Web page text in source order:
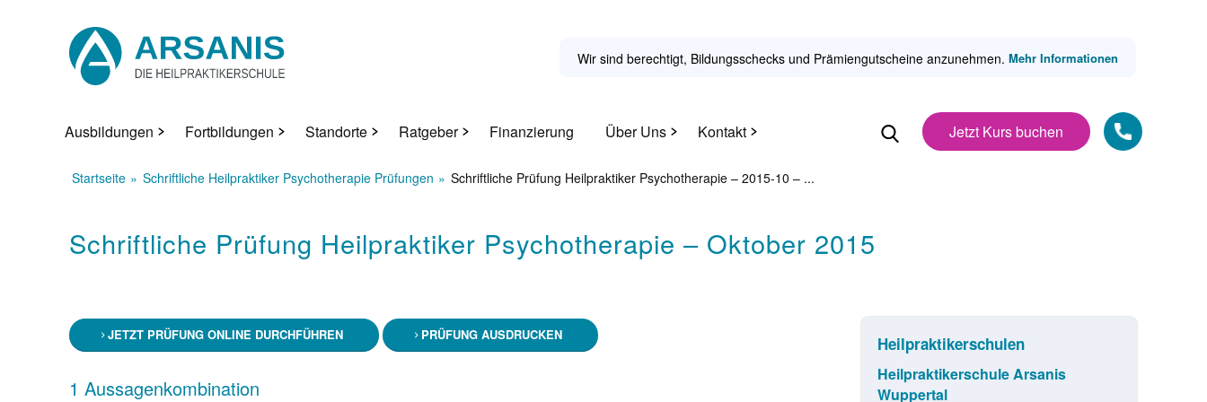
Wir sind berechtigt, Bildungsschecks und Prämiengutscheine anzunehmen. Mehr Informationen
Ausbildungen Fortbildungen Standorte Ratgeber Finanzierung Über Uns Kontakt Jetzt Kurs buchen
Startseite Schriftliche Heilpraktiker Psychotherapie Prüfungen Schriftliche Prüfung Heilpraktiker Psychotherapie – 2015-10 – ...
Schriftliche Prüfung Heilpraktiker Psychotherapie – Oktober 2015
JETZT PRÜFUNG ONLINE DURCHFÜHREN PRÜFUNG AUSDRUCKEN
1 Aussagenkombination
Heilpraktikerschulen
Heilpraktikerschule Arsanis
Wuppertal